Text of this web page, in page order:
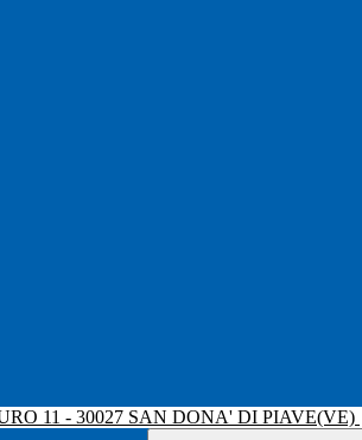
11 - 30027 SAN DONA' DI PIAVE(VE)